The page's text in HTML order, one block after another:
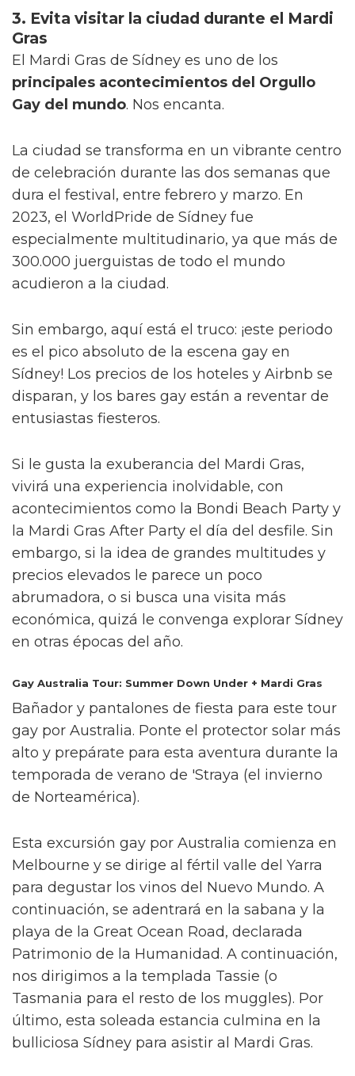
3. Evita visitar la ciudad durante el Mardi
Gras
El Mardi Gras de Sídney es uno de los
principales acontecimientos del Orgullo
Gay del mundo. Nos encanta.
La ciudad se transforma en un vibrante centro
de celebración durante las dos semanas que
dura el festival, entre febrero y marzo. En
2023, el WorldPride de Sídney fue
especialmente multitudinario, ya que más de
300.000 juerguistas de todo el mundo
acudieron a la ciudad.
Sin embargo, aquí está el truco: ¡este periodo
es el pico absoluto de la escena gay en
Sídney! Los precios de los hoteles y Airbnb se
disparan, y los bares gay están a reventar de
entusiastas fiesteros.
Si le gusta la exuberancia del Mardi Gras,
vivirá una experiencia inolvidable, con
acontecimientos como la Bondi Beach Party y
la Mardi Gras After Party el día del desfile. Sin
embargo, si la idea de grandes multitudes y
precios elevados le parece un poco
abrumadora, o si busca una visita más
económica, quizá le convenga explorar Sídney
en otras épocas del año.
Gay Australia Tour: Summer Down Under + Mardi Gras
Bañador y pantalones de fiesta para este tour
gay por Australia. Ponte el protector solar más
alto y prepárate para esta aventura durante la
temporada de verano de 'Straya (el invierno
de Norteamérica).
Esta excursión gay por Australia comienza en
Melbourne y se dirige al fértil valle del Yarra
para degustar los vinos del Nuevo Mundo. A
continuación, se adentrará en la sabana y la
playa de la Great Ocean Road, declarada
Patrimonio de la Humanidad. A continuación,
nos dirigimos a la templada Tassie (o
Tasmania para el resto de los muggles). Por
último, esta soleada estancia culmina en la
bulliciosa Sídney para asistir al Mardi Gras.